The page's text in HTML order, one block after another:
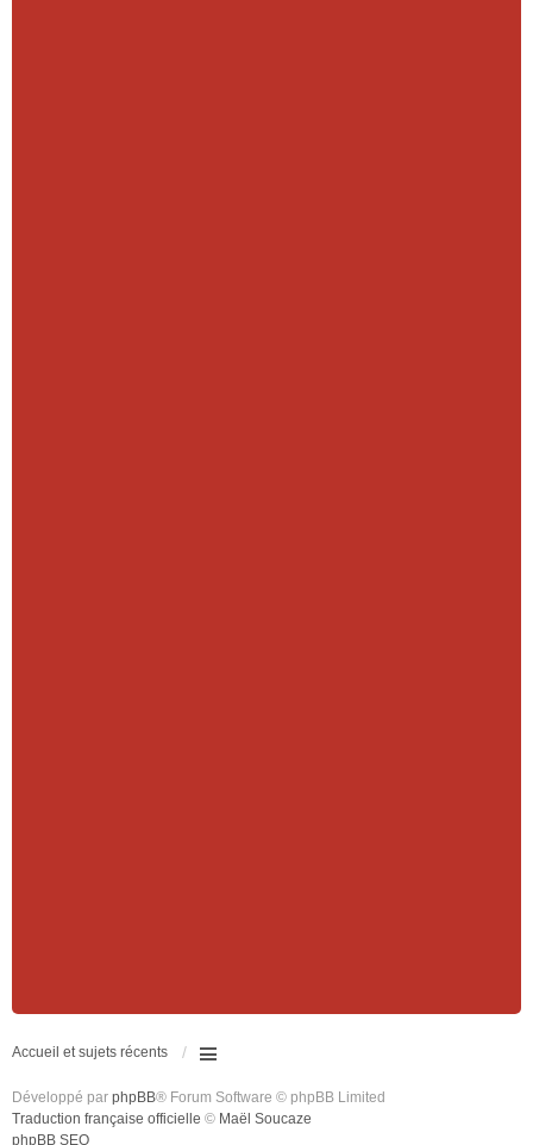
Accueil et sujets récents
Développé par phpBB® Forum Software © phpBB Limited
Traduction française officielle © Maël Soucaze
phpBB SEO